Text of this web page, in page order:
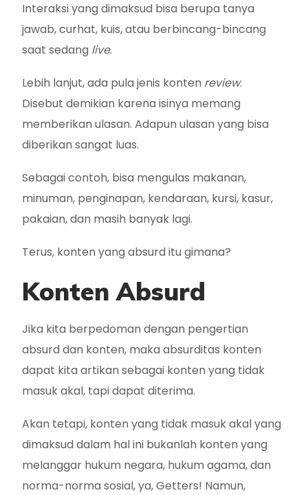
Interaksi yang dimaksud bisa berupa tanya
jawab, curhat, kuis, atau berbincang-bincang
saat sedang live.
Lebih lanjut, ada pula jenis konten review.
Disebut demikian karena isinya memang
memberikan ulasan. Adapun ulasan yang bisa
diberikan sangat luas.
Sebagai contoh, bisa mengulas makanan,
minuman, penginapan, kendaraan, kursi, kasur,
pakaian, dan masih banyak lagi.
Terus, konten yang absurd itu gimana?
Konten Absurd
Jika kita berpedoman dengan pengertian
absurd dan konten, maka absurditas konten
dapat kita artikan sebagai konten yang tidak
masuk akal, tapi dapat diterima.
Akan tetapi, konten yang tidak masuk akal yang
dimaksud dalam hal ini bukanlah konten yang
melanggar hukum negara, hukum agama, dan
norma-norma sosial, ya, Getters! Namun,